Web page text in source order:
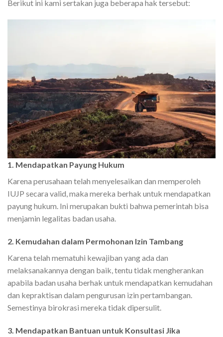
Berikut ini kami sertakan juga beberapa hak tersebut:
1. Mendapatkan Payung Hukum
Karena perusahaan telah menyelesaikan dan memperoleh
IUJP secara valid, maka mereka berhak untuk mendapatkan
payung hukum. Ini merupakan bukti bahwa pemerintah bisa
menjamin legalitas badan usaha.
2. Kemudahan dalam Permohonan Izin Tambang
Karena telah mematuhi kewajiban yang ada dan
melaksanakannya dengan baik, tentu tidak mengherankan
apabila badan usaha berhak untuk mendapatkan kemudahan
dan kepraktisan dalam pengurusan izin pertambangan.
Semestinya birokrasi mereka tidak dipersulit.
3. Mendapatkan Bantuan untuk Konsultasi Jika